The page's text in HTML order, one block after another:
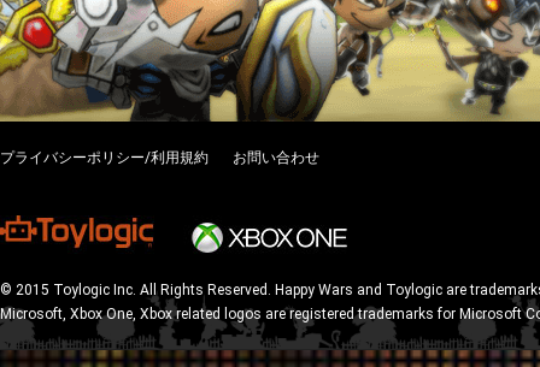
プライバシーポリシー/利用規約 お問い合わせ
© 2015 Toylogic Inc. All Rights Reserved. Happy Wars and Toylogic are
Microsoft, Xbox One, Xbox related logos are registered trademarks for Microsoft